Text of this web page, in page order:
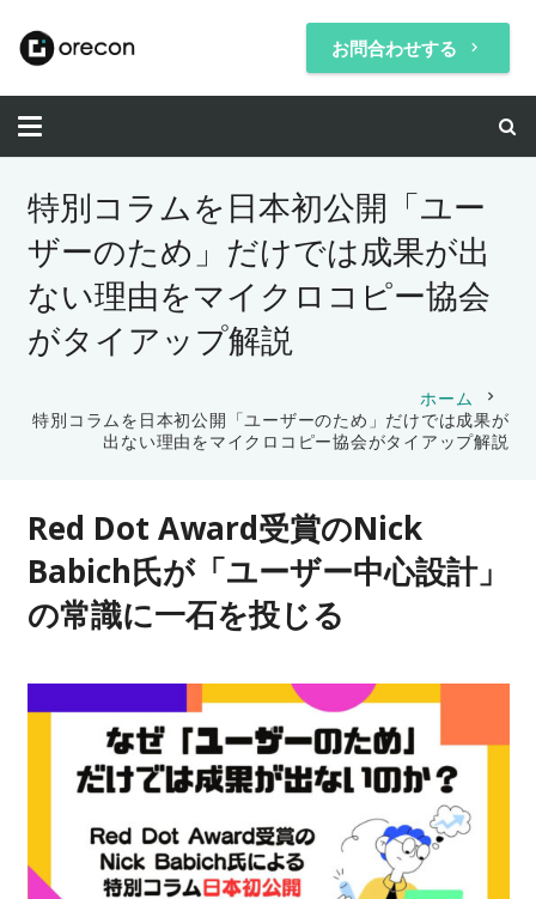
お問合わせする keyboard_arrow_right
特別コラムを日本初公開「ユー
ザーのため」だけでは成果が出
ない理由をマイクロコピー協会
がタイアップ解説
ホーム chevron_right
特別コラムを日本初公開「ユーザーのため」だけでは成果が
出ない理由をマイクロコピー協会がタイアップ解説
Red Dot Award受賞のNick
Babich氏が「ユーザー中心設計」
の常識に一石を投じる